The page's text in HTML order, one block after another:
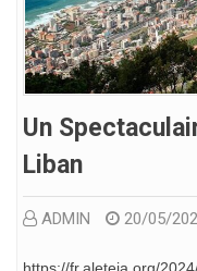
Un
Liban
ADMIN 20/05/